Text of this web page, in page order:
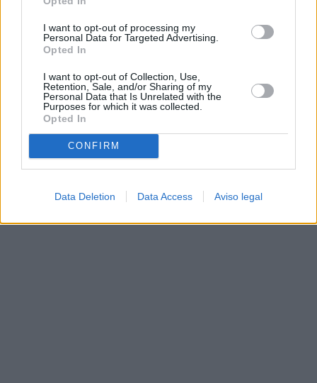
I want to opt-out of processing my
Personal Data for Targeted Advertising.
Opted In
I want to opt-out of Collection, Use,
Retention, Sale, and/or Sharing of my
Personal Data that Is Unrelated with the
Purposes for which it was collected.
Opted In
CONFIRM
Data Deletion Data Access Aviso legal